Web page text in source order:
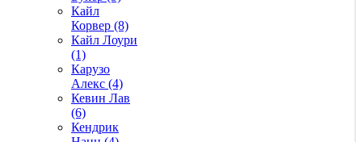
Кайл
Корвер (8)
Кайл Лоури
(1)
Карузо
Алекс (4)
Кевин Лав
(6)
Кендрик